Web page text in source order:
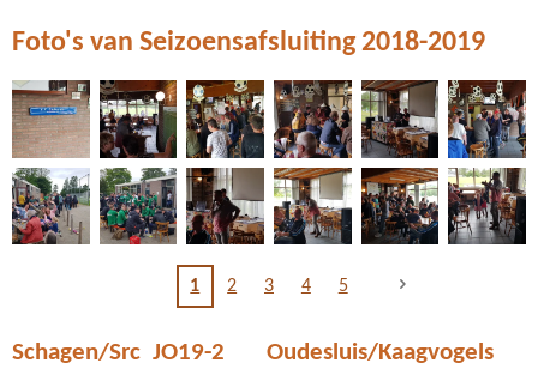
Foto's van Seizoensafsluiting 2018-2019
1 2 3 4 5
Schagen/Src JO19-2 Oudesluis/Kaagvogels